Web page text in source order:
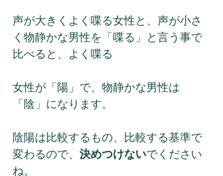
声が大きくよく喋る女性と、声が小さ
く物静かな男性を「喋る」と言う事で
比べると、よく喋る
女性が「陽」で、物静かな男性は
「陰」になります。
陰陽は比較するもの、比較する基準で
変わるので、 決めつけないでください
ね。